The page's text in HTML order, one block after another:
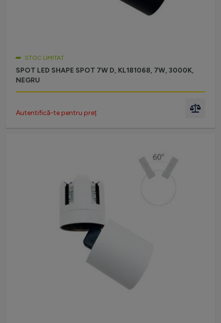
STOC LIMITAT
SPOT LED SHAPE SPOT 7W D, KL181068, 7W, 3000K,
NEGRU
Autentifică-te pentru preț